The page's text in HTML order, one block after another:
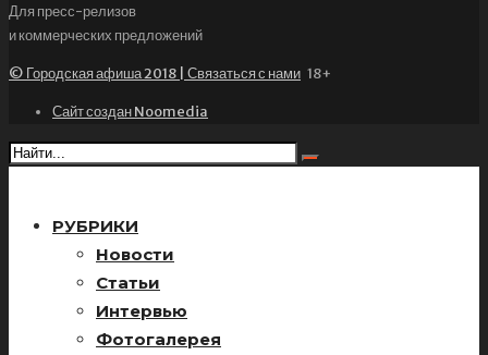
Для пресс-релизов
и коммерческих предложений
© Городская афиша 2018 | Связаться с нами 18+
Сайт создан Noomedia
РУБРИКИ
Новости
Статьи
Интервью
Фотогалерея